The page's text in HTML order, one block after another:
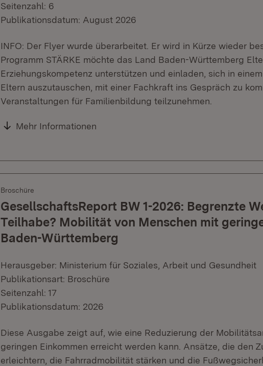
Seitenzahl: 6
Publikationsdatum: August 2026
INFO: Der Flyer wurde überarbeitet. Er wird in Kürze wieder
Programm STÄRKE möchte das Land Baden-Württemberg
Erziehungskompetenz unterstützen und einladen, sich in
Eltern auszutauschen, mit einer Fachkraft ins Gespräch zu
Veranstaltungen für Familienbildung teilzunehmen.
Mehr Informationen
Broschüre
GesellschaftsReport BW 1-2026: Begrenzte
Teilhabe? Mobilität von Menschen mit
Baden-Württemberg
Herausgeber: Ministerium für Soziales, Arbeit und Gesundheit
Publikationsart: Broschüre
Seitenzahl: 17
Publikationsdatum: 2026
Diese Ausgabe zeigt auf, wie eine Reduzierung der
geringen Einkommen erreicht werden kann. Ansätze, die den
erleichtern, die Fahrradmobilität stärken und die